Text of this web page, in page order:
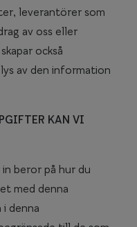
leverantörer som
av oss eller
också
av den information
KAN VI
beror på hur du
med denna
i denna